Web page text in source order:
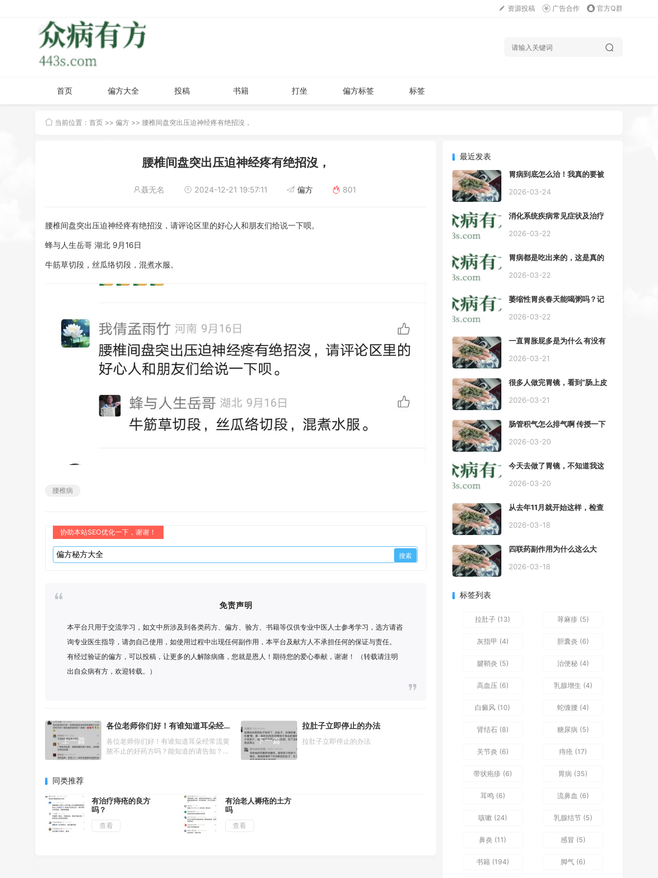
资源投稿 广告合作 官方Q群
首页 偏方大全 投稿 书籍 打坐 偏方标签 标签
当前位置： 首页 >> 偏方 >> 腰椎间盘突出压迫神经疼有绝招沒，
腰椎间盘突出压迫神经疼有绝招沒，
聂无名 2024-12-21 19:57:11 偏方 801
腰椎间盘突出压迫神经疼有绝招沒，请评论区里的好心人和朋友们给说一下呗。
蜂与人生岳哥 湖北 9月16日
牛筋草切段，丝瓜络切段，混煮水服。
腰椎病
协助本站SEO优化一下，谢谢！
免责声明
本平台只用于交流学习，如文中所涉及到各类药方、偏方、验方、书籍等仅供专业中医人士参考学习，选方请咨
询专业医生指导，请勿自己使用，如使用过程中出现任何副作用，本平台及献方人不承担任何的保证与责任。
有经过验证的偏方，可以投稿，让更多的人解除病痛，您就是恩人！期待您的爱心奉献，谢谢！ （转载请注明
出自众病有方，欢迎转载。）
上一篇
各位老师你们好！有谁知道耳朵经常流黄脓不止的好药方吗？能知道的请告知？谢谢！
各位老师你们好！有谁知道耳朵经常流黄
脓不止的好药方吗？能知道的请告知？谢
下一篇
拉肚子立即停止的办法
拉肚子立即停止的办法
同类推荐
有治疗痔疮的良方
吗？
查看
有治老人褥疮的土方
吗
查看
最近发表
胃病到底怎么治！我真的要被
2026-03-24
消化系统疾病常见症状及治疗
案
2026-03-22
胃病都是吃出来的，这是真的
2026-03-22
萎缩性胃炎春天能喝粥吗？记
2026-03-22
一直胃胀屁多是为什么 有没有
2026-03-21
很多人做完胃镜，看到“肠上皮
己上网查又吓睡不着，到底严
2026-03-21
肠管积气怎么排气啊 传授一下
2026-03-20
今天去做了胃镜，不知道我这
2026-03-20
从去年11月就开始这样，检查
是轻微的胃炎，胃不疼，但是
感，打出来就好一些，还一直
打空嗝，各种药吃了都没效果
2026-03-18
四联药副作用为什么这么大
2026-03-18
标签列表
拉肚子 (13) 荨麻疹 (5)
灰指甲 (4) 胆囊炎 (6)
腱鞘炎 (5) 治便秘(4)
高血压(6) 乳腺增生 (4)
白癜风 (10) 蛇缠腰(4)
肾结石(8) 糖尿病 (5)
关节炎 (6) 痔疮 (17)
带状疱疹 (6) 胃病 (35)
耳鸣(6) 流鼻血 (6)
咳嗽 (24) 乳腺结节(5)
鼻炎 (11) 感冒 (5)
书籍(194) 脚气(6)